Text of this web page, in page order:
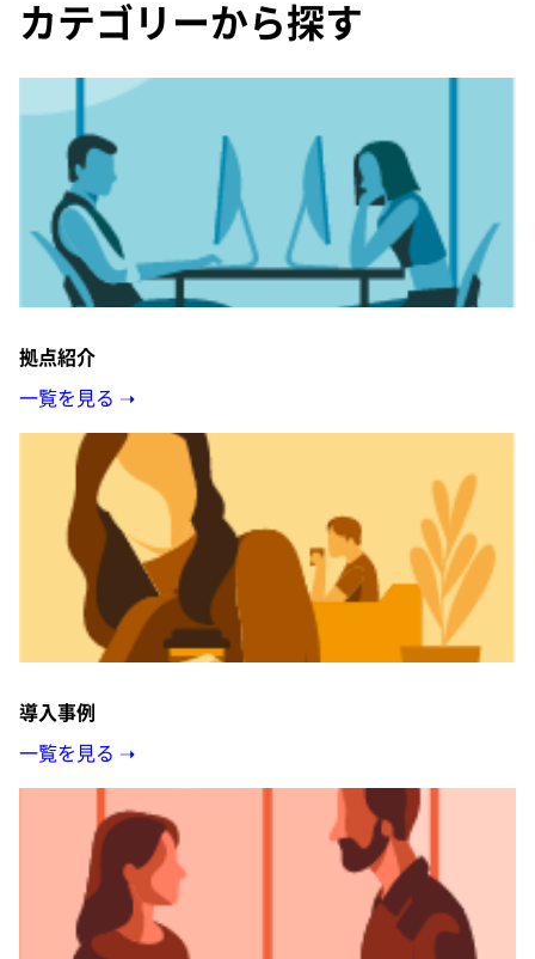
カテゴリーから探す
拠点紹介
一覧を見る ➝
導入事例
一覧を見る ➝